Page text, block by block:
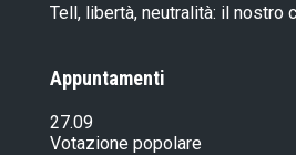
Tell, libertà, neutralità: il nostro
Appuntamenti
27.09
Votazione popolare